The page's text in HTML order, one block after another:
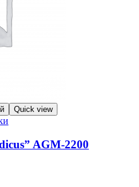
Quick view
AGM-2200